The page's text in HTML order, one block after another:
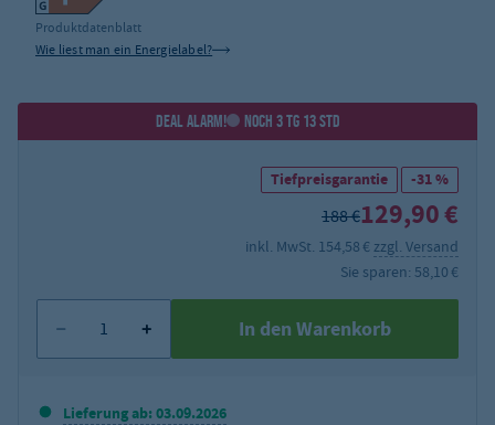
Produktdatenblatt
Wie liest man ein Energielabel?
DEAL ALARM! NOCH 3 TG 13 STD
Tiefpreisgarantie -31 %
188 €129,90 €
inkl. MwSt. 154,58 € zzgl. Versand
Sie sparen: 58,10 €
In den Warenkorb
Lieferung ab: 03.09.2026